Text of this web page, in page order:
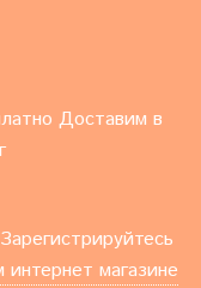
Доставим в
магазине